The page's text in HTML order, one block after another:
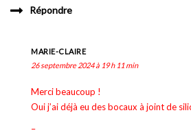
Répondre
MARIE-CLAIRE
26 septembre 2024 à 19 h 11 min
Merci beaucoup !
Oui j’ai déjà eu des bocaux à joint de
–